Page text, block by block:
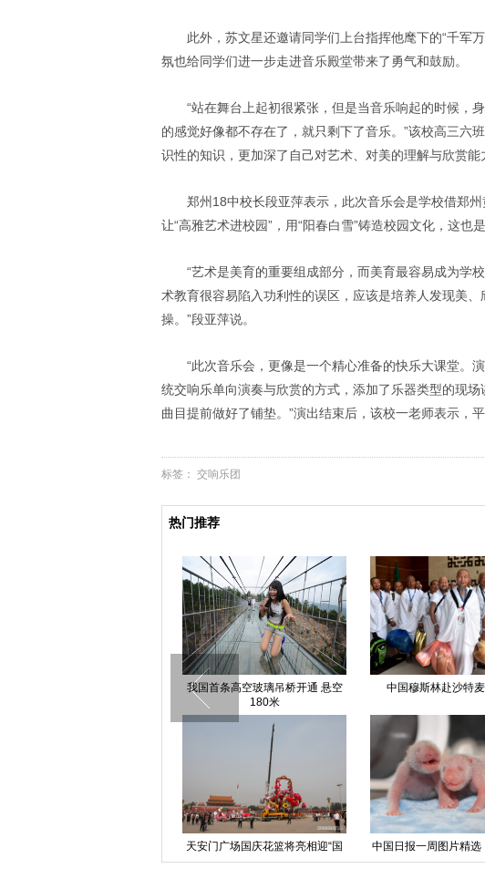
此外，苏文星还邀请同学们上台指挥他麾下的“千军
氛也给同学们进一步走进音乐殿堂带来了勇气和鼓励。
“站在舞台上起初很紧张，但是当音乐响起的时候，
的感觉好像都不存在了，就只剩下了音乐。”该校高三六
识性的知识，更加深了自己对艺术、对美的理解与欣赏能
郑州18中校长段亚萍表示，此次音乐会是学校借郑州
让“高雅艺术进校园”，用“阳春白雪”铸造校园文化，这也
“艺术是美育的重要组成部分，而美育最容易成为学
术教育很容易陷入功利性的误区，应该是培养人发现美
操。”段亚萍说。
“此次音乐会，更像是一个精心准备的快乐大课堂。
统交响乐单向演奏与欣赏的方式，添加了乐器类型的现
曲目提前做好了铺垫。”演出结束后，该校一老师表示，
标签： 交响乐团
热门推荐
美女减肥失误成“干尸” 夏立言拜谒黄花岗七
纪念抗战胜利70周年1元面额纪念
币开始发行
安徽芜湖一餐馆液化气
17死